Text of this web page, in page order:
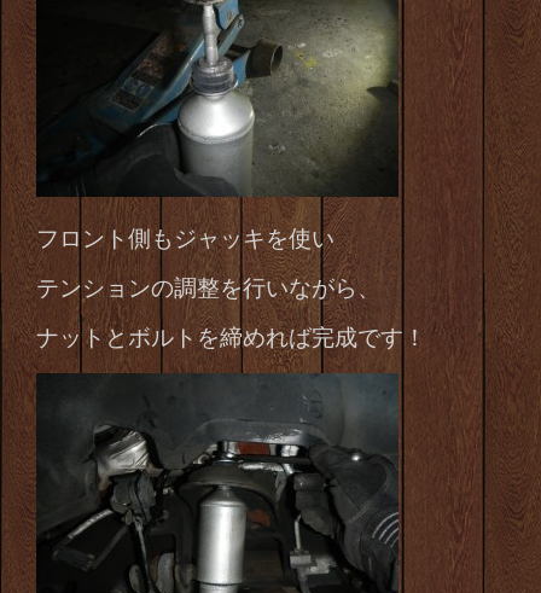
フロント側もジャッキを使い
テンションの調整を行いながら、
ナットとボルトを締めれば完成です！